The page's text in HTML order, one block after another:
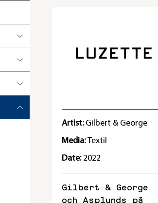
Artist: Gilbert & George
Media:Textil
Date: 2022
Gilbert & George
och Asplunds på